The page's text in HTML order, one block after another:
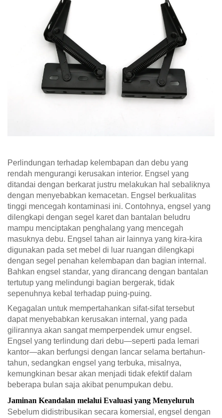
Perlindungan terhadap kelembapan dan debu yang
rendah mengurangi kerusakan interior. Engsel yang
ditandai dengan berkarat justru melakukan hal sebaliknya
dengan menyebabkan kemacetan. Engsel berkualitas
tinggi mencegah kontaminasi ini. Contohnya, engsel yang
dilengkapi dengan segel karet dan bantalan beludru
mampu menciptakan penghalang yang mencegah
masuknya debu. Engsel tahan air lainnya yang kira-kira
digunakan pada set mebel di luar ruangan dilengkapi
dengan segel penahan kelembapan dan bagian internal.
Bahkan engsel standar, yang dirancang dengan bantalan
tertutup yang melindungi bagian bergerak, tidak
sepenuhnya kebal terhadap puing-puing.
Kegagalan untuk mempertahankan sifat-sifat tersebut
dapat menyebabkan kerusakan internal, yang pada
gilirannya akan sangat memperpendek umur engsel.
Engsel yang terlindung dari debu—seperti pada lemari
kantor—akan berfungsi dengan lancar selama bertahun-
tahun, sedangkan engsel yang terbuka, misalnya,
kemungkinan besar akan menjadi tidak efektif dalam
beberapa bulan saja akibat penumpukan debu.
Jaminan Keandalan melalui Evaluasi yang Menyeluruh
Sebelum didistribusikan secara komersial, engsel dengan